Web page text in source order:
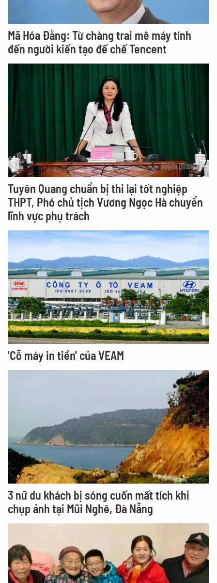
Mã Hóa Đằng: Từ chàng trai mê máy tính
đến người kiến tạo đế chế Tencent
Tuyên Quang chuẩn bị thi lại tốt nghiệp
THPT, Phó chủ tịch Vương Ngọc Hà chuyển
lĩnh vực phụ trách
'Cỗ máy in tiền' của VEAM
3 nữ du khách bị sóng cuốn mất tích khi
chụp ảnh tại Mũi Nghê, Đà Nẵng